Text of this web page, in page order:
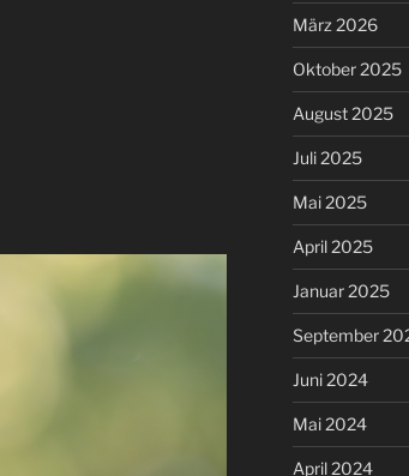
März 2026
Oktober 2025
August 2025
Juli 2025
Mai 2025
April 2025
Januar 2025
September
Juni 2024
Mai 2024
April 2024